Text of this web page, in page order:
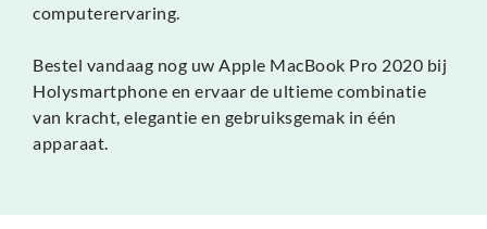
computerervaring.
Bestel vandaag nog uw Apple MacBook Pro 2020 bij
Holysmartphone en ervaar de ultieme combinatie
van kracht, elegantie en gebruiksgemak in één
apparaat.